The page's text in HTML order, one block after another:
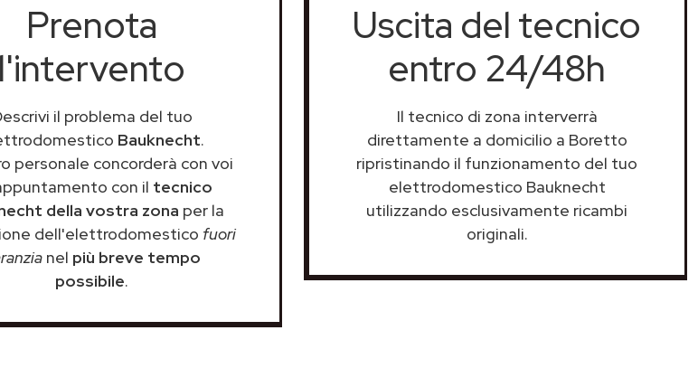
Prenota
l'intervento
il problema del tuo
Bauknecht.
personale concorderà con voi
con il tecnico
della vostra zona per la
dell'elettrodomestico fuori
nel più breve tempo
possibile.
Uscita del tecnico
entro 24/48h
Il tecnico di zona interverrà
direttamente a domicilio a Boretto
ripristinando il funzionamento del tuo
elettrodomestico Bauknecht
utilizzando esclusivamente ricambi
originali.